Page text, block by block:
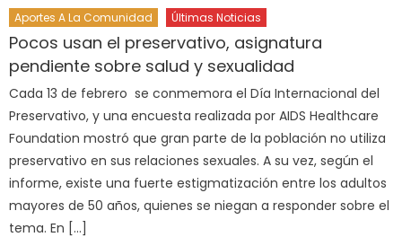
Aportes A La Comunidad Últimas Noticias
Pocos usan el preservativo, asignatura
pendiente sobre salud y sexualidad
Cada 13 de febrero se conmemora el Día Internacional del
Preservativo, y una encuesta realizada por AIDS Healthcare
Foundation mostró que gran parte de la población no utiliza
preservativo en sus relaciones sexuales. A su vez, según el
informe, existe una fuerte estigmatización entre los adultos
mayores de 50 años, quienes se niegan a responder sobre el
tema. En […]